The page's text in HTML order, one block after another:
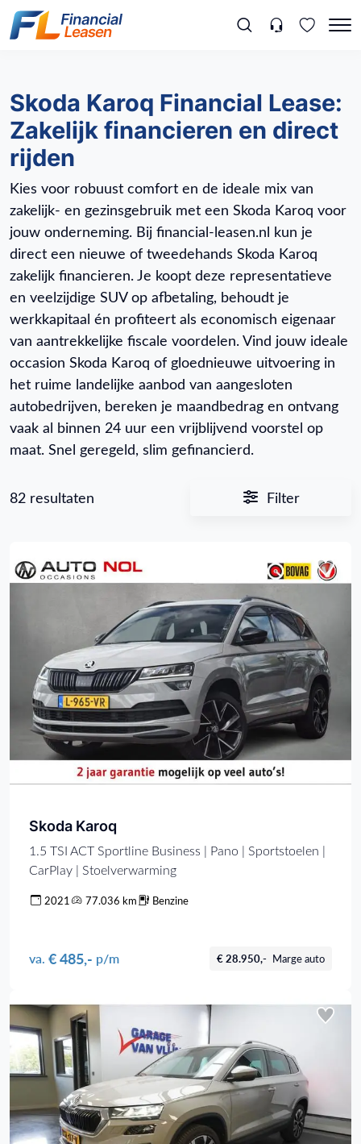
Skoda Karoq Financial Lease:
Zakelijk financieren en direct
rijden
Kies voor robuust comfort en de ideale mix van
zakelijk- en gezinsgebruik met een Skoda Karoq voor
jouw onderneming. Bij financial-leasen.nl kun je
direct een nieuwe of tweedehands Skoda Karoq
zakelijk financieren. Je koopt deze representatieve
en veelzijdige SUV op afbetaling, behoudt je
werkkapitaal én profiteert als economisch eigenaar
van aantrekkelijke fiscale voordelen. Vind jouw ideale
occasion Skoda Karoq of gloednieuwe uitvoering in
het ruime landelijke aanbod van aangesloten
autobedrijven, bereken je maandbedrag en ontvang
vaak al binnen 24 uur een vrijblijvend voorstel op
maat. Snel geregeld, slim gefinancierd.
82 resultaten Filter
Skoda Karoq
1.5 TSI ACT Sportline Business | Pano | Sportstoelen |
CarPlay | Stoelverwarming
2021 77.036 km Benzine
va. € 485,- p/m € 28.950,- Marge auto